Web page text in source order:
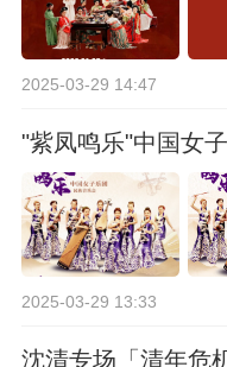
2025-03-29 14:47
"紫凤鸣乐"中国女
2025-03-29 13:33
沈清专场「清年危